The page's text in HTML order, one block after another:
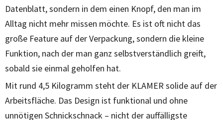
Datenblatt, sondern in dem einen Knopf, den man im
Alltag nicht mehr missen möchte. Es ist oft nicht das
große Feature auf der Verpackung, sondern die kleine
Funktion, nach der man ganz selbstverständlich greift,
sobald sie einmal geholfen hat.
Mit rund 4,5 Kilogramm steht der KLAMER solide auf der
Arbeitsfläche. Das Design ist funktional und ohne
unnötigen Schnickschnack – nicht der auffälligste